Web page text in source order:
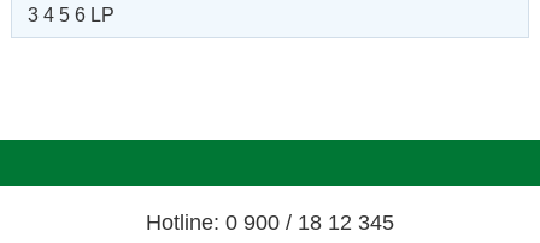
3 4 5 6 LP
Hotline: 0 900 / 18 12 345